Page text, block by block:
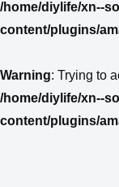
/home/diylife/xn--
content/plugins/
Warning: Trying to
/home/diylife/xn--
content/plugins/